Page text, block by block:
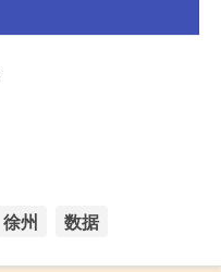
徐州 数据